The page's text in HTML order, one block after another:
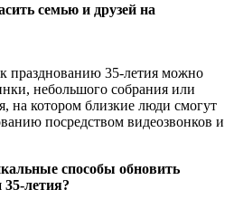
семью и друзей на
празднованию 35-летия можно
небольшого собрания или
на котором близкие люди смогут
посредством видеозвонков и
способы обновить
летия?